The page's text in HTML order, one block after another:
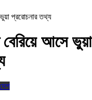
প্ররোচনার তথ্য
আসে ভুয়া